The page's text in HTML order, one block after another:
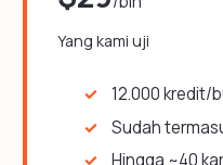
Yang kami uji
12.000 kredit/
Sudah
Hingga ~40